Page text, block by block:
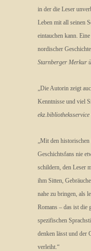
in der die Leser
Leben mit all seinen
eintauchen kann.
nordischer
Starnberger Merkur
„Die Autorin zeigt
Kenntnisse und viel
„Mit den
Geschichtsfans nie
schildern, den Leser
ihm Sitten,
nahe zu bringen, als
Romans – das ist die
spezifischen
denken lässt und der
verleiht.“